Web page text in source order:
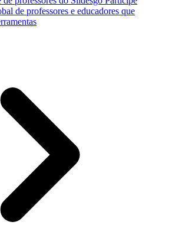
de professores e educadores que